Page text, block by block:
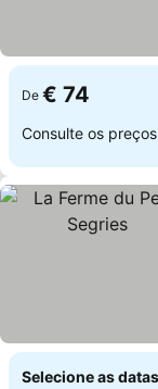
De € 74
Consulte os
Selecione as